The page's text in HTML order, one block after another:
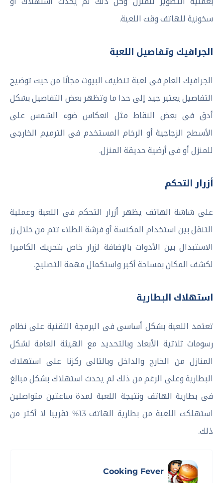
سخونية للهاتف وقت اللعبة.
الجرافيك وتفاصيل اللعبة
الجرافيك العام فى لعبة تنظيف البيوت مجانًا من حيث توضيح
التفاصيل يعتبر جيد إلى حدا ما وتظهر بعض التفاصيل بشكل
أدق فى بعض النقاط مثل انعكاس ضوء الشمس على
الأسطح الزجاجية أو الرخام المستخدم فى الترميم الخارجى
للمنزل أو فى أرضية حديقة المنزل.
أزرار التحكم
على شاشة الهاتف يظهر أزرار التحكم فى اللعبة وعملية
التنقل بين استخدام المكنسة أو فرشة الطلاء تتم من خلال زر
الاستبدال بين الأدوات بالإضافة لزرار خاص بتحريك الكاميرا
لكشف المكان بمساحة أكبر واستكمال مهمة التصليح.
استهلاك البطارية
تعتمد اللعبة بشكل أساسى فى البرمجة التقنية على نظام
رسومات ثلاثية الأبعاد وبالتحديد مع الهيئة العامة لشكل
المنازل من الخارج والداخل وبالتالى ركزنا على استهلاك
البطارية وعلى الرغم من ذلك لم يحدث استهلاك بشكل مبالغ
فى بطارية الهاتف ونتيجة اللعبة لمدة ساعتين متواصلين
استهلكت اللعبة من بطارية الهاتف 13% تقريبا لا أكثر من
ذلك.
Cooking Fever